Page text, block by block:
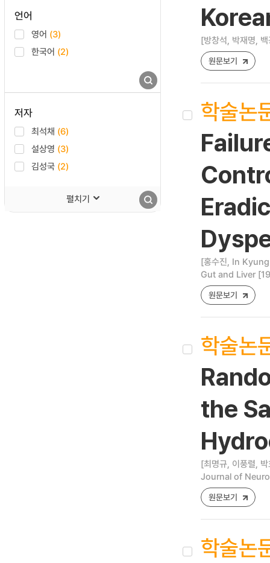
언어
영어 (3)
한국어 (2)
저자
최석채 (6)
설상영 (3)
김성국 (2)
펼치기
[방창석, 박재명,
원문보기
학술논
[홍수진, In Kyung
Gut and Liver
원문보기
학술논
the
[최명규, 이풍렬,
Journal of
원문보기
학술논